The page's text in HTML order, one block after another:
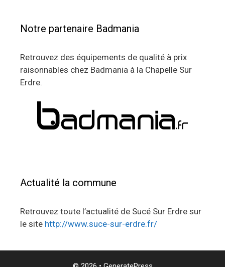
Notre partenaire Badmania
Retrouvez des équipements de qualité à prix
raisonnables chez Badmania à la Chapelle Sur
Erdre.
Actualité la commune
Retrouvez toute l’actualité de Sucé Sur Erdre sur
le site http://www.suce-sur-erdre.fr/